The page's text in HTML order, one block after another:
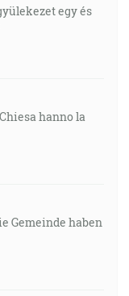
egy és
hanno la
Gemeinde haben